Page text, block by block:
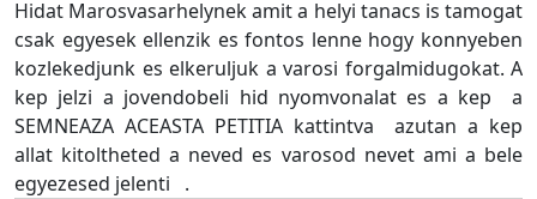
Hidat Marosvasarhelynek amit a helyi tanacs is tamogat
csak egyesek ellenzik es fontos lenne hogy konnyeben
kozlekedjunk es elkeruljuk a varosi forgalmidugokat. A
kep jelzi a jovendobeli hid nyomvonalat es a kep a
SEMNEAZA ACEASTA PETITIA kattintva azutan a kep
allat kitoltheted a neved es varosod nevet ami a bele
egyezesed jelenti .